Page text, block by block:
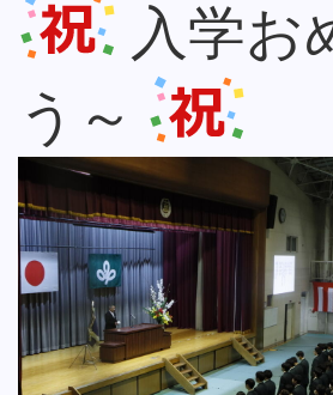
入学お
う～